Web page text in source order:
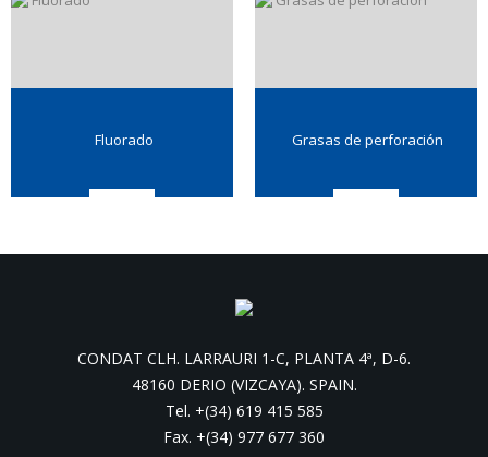
Fluorado Grasas de perforación
CONDAT CLH. LARRAURI 1-C, PLANTA 4ª, D-6.
48160 DERIO (VIZCAYA). SPAIN.
Tel. +(34) 619 415 585
Fax. +(34) 977 677 360